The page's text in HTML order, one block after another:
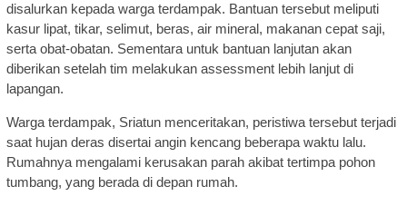
disalurkan kepada warga terdampak. Bantuan tersebut meliputi
kasur lipat, tikar, selimut, beras, air mineral, makanan cepat saji,
serta obat-obatan. Sementara untuk bantuan lanjutan akan
diberikan setelah tim melakukan assessment lebih lanjut di
lapangan.
Warga terdampak, Sriatun menceritakan, peristiwa tersebut terjadi
saat hujan deras disertai angin kencang beberapa waktu lalu.
Rumahnya mengalami kerusakan parah akibat tertimpa pohon
tumbang, yang berada di depan rumah.